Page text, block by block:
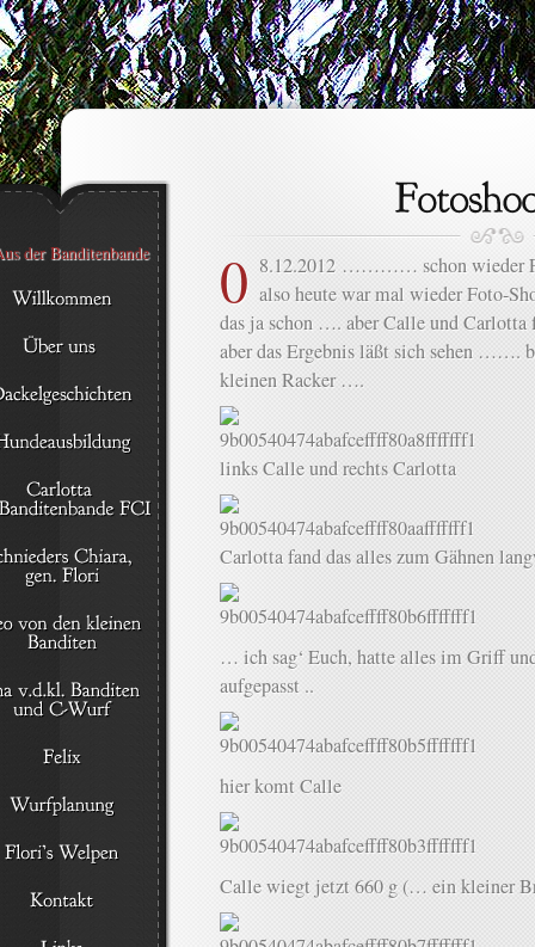
0 8.12.2012 ………… schon wieder
also heute war mal wieder Foto-
das ja schon …. aber Calle und
aber das Ergebnis läßt sich sehen …….
kleinen Racker ….
links Calle und rechts Carlotta
Carlotta fand das alles zum Gähnen
… ich sag‘ Euch, hatte alles im Griff
aufgepasst ..
hier komt Calle
Calle wiegt jetzt 660 g (… ein kleiner